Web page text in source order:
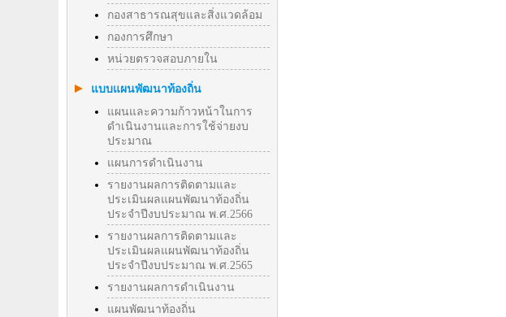
กองสาธารณสุขและสิ่งแวดล้อม
กองการศึกษา
หน่วยตรวจสอบภายใน
แบบแผนพัฒนาท้องถิ่น
แผนและความก้าวหน้าในการ
ดำเนินงานและการใช้จ่ายงบ
ประมาณ
แผนการดำเนินงาน
รายงานผลการติดตามและ
ประเมินผลแผนพัฒนาท้องถิ่น
ประจำปีงบประมาณ พ.ศ.2566
รายงานผลการติดตามและ
ประเมินผลแผนพัฒนาท้องถิ่น
ประจำปีงบประมาณ พ.ศ.2565
รายงานผลการดำเนินงาน
แผนพัฒนาท้องถิ่น